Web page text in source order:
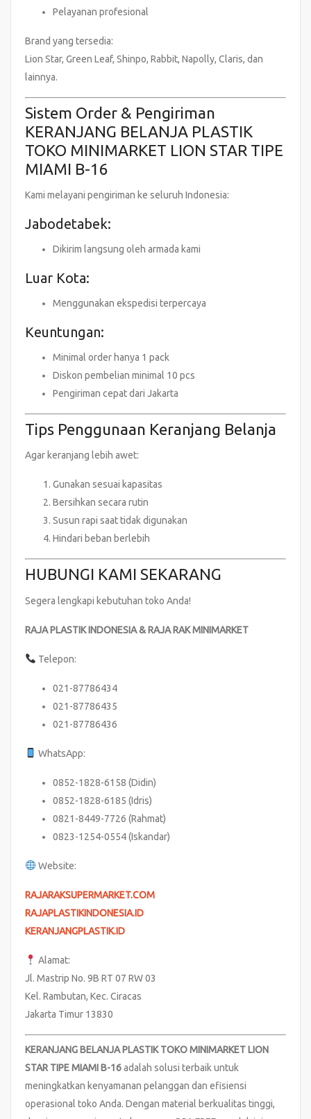
Pelayanan profesional
Brand yang tersedia:
Lion Star, Green Leaf, Shinpo, Rabbit, Napolly, Claris, dan
lainnya.
Sistem Order & Pengiriman
KERANJANG BELANJA PLASTIK
TOKO MINIMARKET LION STAR TIPE
MIAMI B-16
Kami melayani pengiriman ke seluruh Indonesia:
Jabodetabek:
Dikirim langsung oleh armada kami
Luar Kota:
Menggunakan ekspedisi terpercaya
Keuntungan:
Minimal order hanya 1 pack
Diskon pembelian minimal 10 pcs
Pengiriman cepat dari Jakarta
Tips Penggunaan Keranjang Belanja
Agar keranjang lebih awet:
Gunakan sesuai kapasitas
Bersihkan secara rutin
Susun rapi saat tidak digunakan
Hindari beban berlebih
HUBUNGI KAMI SEKARANG
Segera lengkapi kebutuhan toko Anda!
RAJA PLASTIK INDONESIA & RAJA RAK MINIMARKET
Telepon:
021-87786434
021-87786435
021-87786436
WhatsApp:
0852-1828-6158 (Didin)
0852-1828-6185 (Idris)
0821-8449-7726 (Rahmat)
0823-1254-0554 (Iskandar)
Website:
RAJARAKSUPERMARKET.COM
RAJAPLASTIKINDONESIA.ID
KERANJANGPLASTIK.ID
Alamat:
Jl. Mastrip No. 9B RT 07 RW 03
Kel. Rambutan, Kec. Ciracas
Jakarta Timur 13830
KERANJANG BELANJA PLASTIK TOKO MINIMARKET LION
STAR TIPE MIAMI B-16adalah solusi terbaik untuk
meningkatkan kenyamanan pelanggan dan efisiensi
operasional toko Anda. Dengan material berkualitas tinggi,